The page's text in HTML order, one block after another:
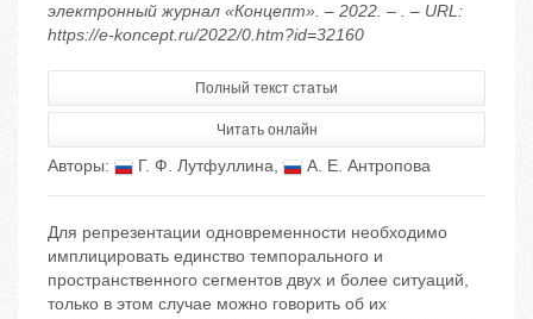
электронный журнал «Концепт». – 2022. – . – URL:
https://e-koncept.ru/2022/0.htm?id=32160
Полный текст статьи
Читать онлайн
Авторы: Г. Ф. Лутфуллина, А. Е. Антропова
Для репрезентации одновременности необходимо
имплицировать единство темпорального и
пространственного сегментов двух и более ситуаций,
только в этом случае можно говорить об их